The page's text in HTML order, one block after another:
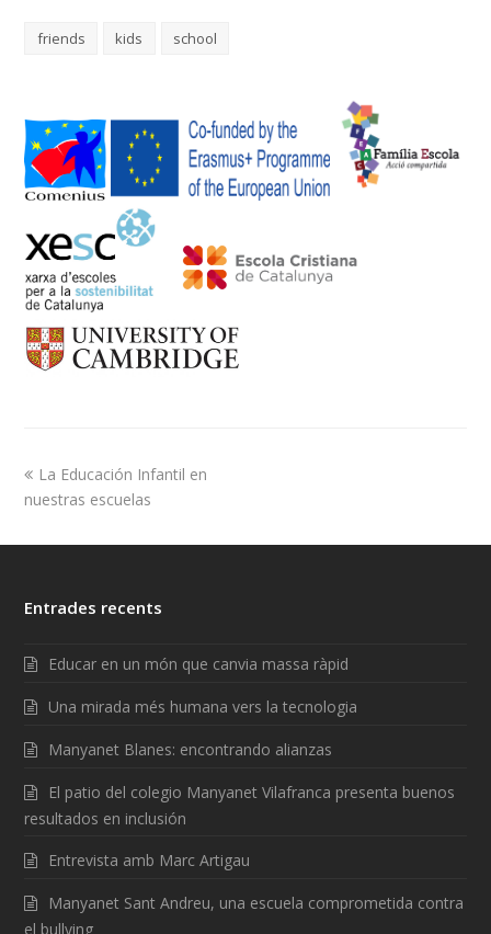
friends kids school
La Educación Infantil en
nuestras escuelas
Entrades recents
Educar en un món que canvia massa ràpid
Una mirada més humana vers la tecnologia
Manyanet Blanes: encontrando alianzas
El patio del colegio Manyanet Vilafranca presenta buenos
resultados en inclusión
Entrevista amb Marc Artigau
Manyanet Sant Andreu, una escuela comprometida contra
el bullying